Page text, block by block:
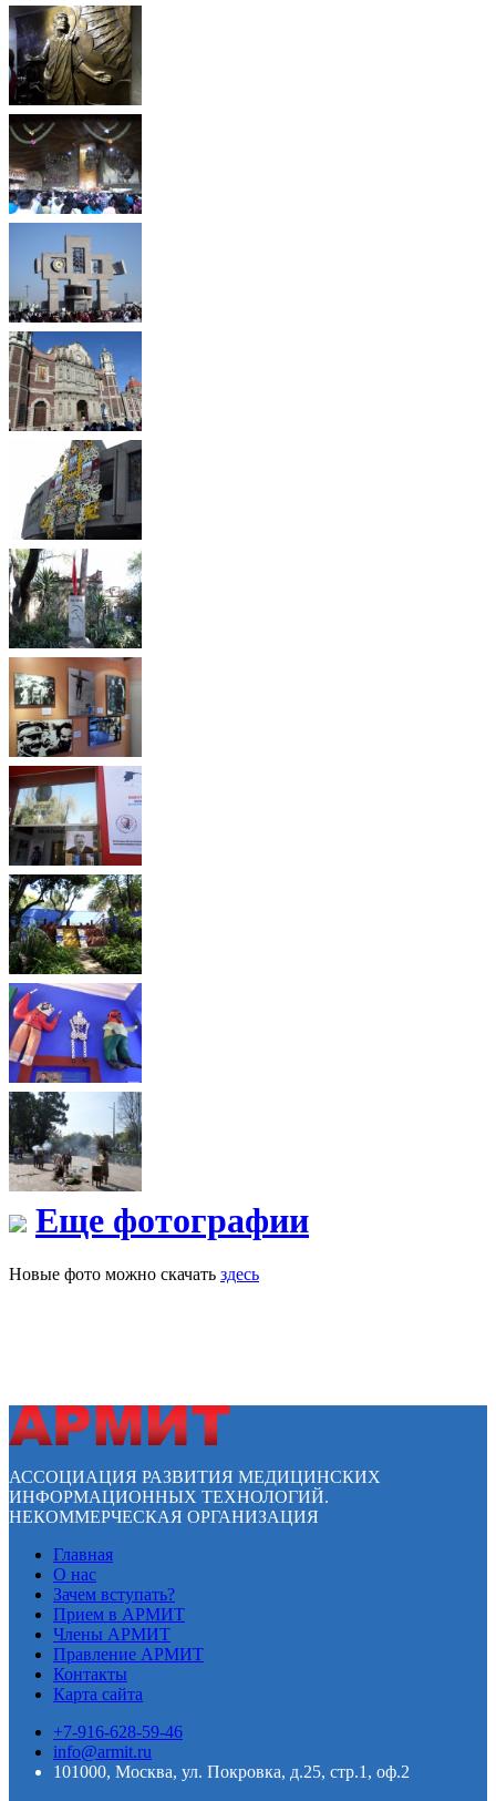
Еще фотографии
Новые фото можно скачать здесь
АССОЦИАЦИЯ РАЗВИТИЯ МЕДИЦИНСКИХ
ИНФОРМАЦИОННЫХ ТЕХНОЛОГИЙ.
НЕКОММЕРЧЕСКАЯ ОРГАНИЗАЦИЯ
Главная
О нас
Зачем вступать?
Прием в АРМИТ
Члены АРМИТ
Правление АРМИТ
Контакты
Карта сайта
+7-916-628-59-46
info@armit.ru
101000, Москва, ул. Покровка, д.25, стр.1, оф.2